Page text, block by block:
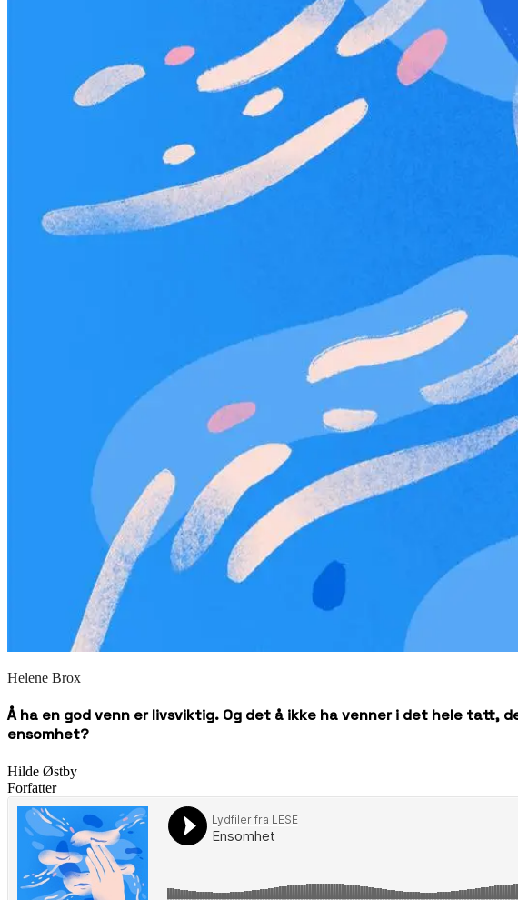
Helene Brox
Å ha en god venn er livsviktig. Og det å ikke ha venner i det hele tatt,
ensomhet?
Hilde Østby
Forfatter